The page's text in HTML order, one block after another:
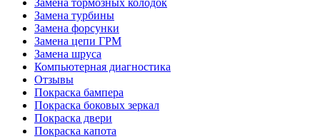
Замена тормозных колодок
Замена турбины
Замена форсунки
Замена цепи ГРМ
Замена шруса
Компьютерная диагностика
Отзывы
Покраска бампера
Покраска боковых зеркал
Покраска двери
Покраска капота